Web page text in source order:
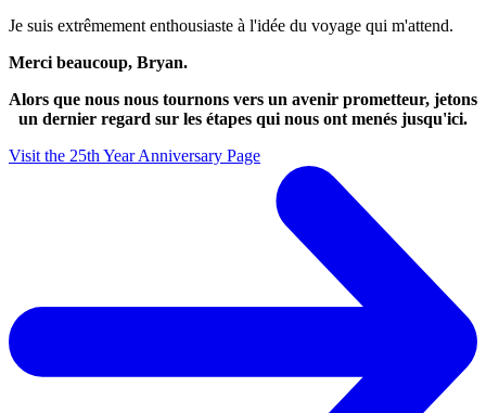
Je suis extrêmement enthousiaste à l'idée du voyage qui m'attend.
Merci beaucoup, Bryan.
Alors que nous nous tournons vers un avenir prometteur, jetons
un dernier regard sur les étapes qui nous ont menés jusqu'ici.
Visit the 25th Year Anniversary Page